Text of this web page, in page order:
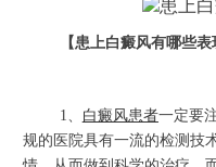
【患上白癜风有哪些表
1、 白癜风患者一定要
规的医院具有一流的检测技